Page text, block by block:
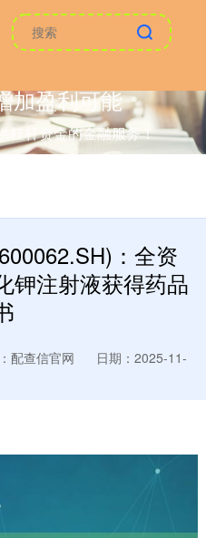
加盈利可能
杠杆资金的金融服务！
：全资
钾注射液获得药品
配查信官网
日期：2025-11-